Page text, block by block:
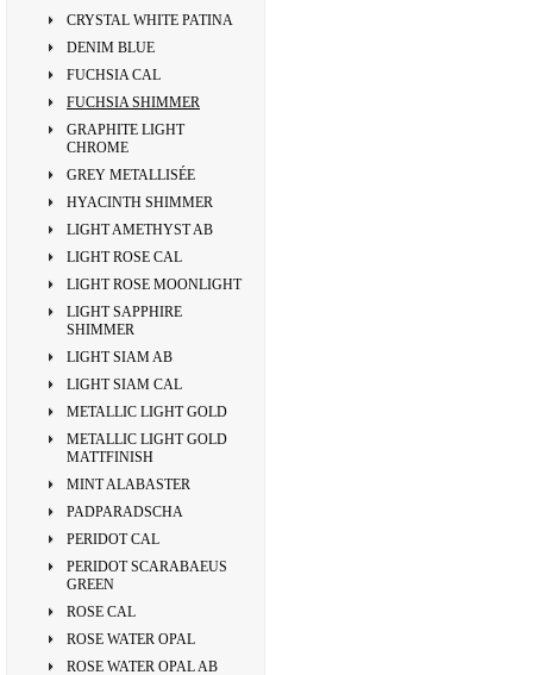
CRYSTAL WHITE PATINA
DENIM BLUE
FUCHSIA CAL
FUCHSIA SHIMMER
GRAPHITE LIGHT
CHROME
GREY METALLISÉE
HYACINTH SHIMMER
LIGHT AMETHYST AB
LIGHT ROSE CAL
LIGHT ROSE MOONLIGHT
LIGHT SAPPHIRE
SHIMMER
LIGHT SIAM AB
LIGHT SIAM CAL
METALLIC LIGHT GOLD
METALLIC LIGHT GOLD
MATTFINISH
MINT ALABASTER
PADPARADSCHA
PERIDOT CAL
PERIDOT SCARABAEUS
GREEN
ROSE CAL
ROSE WATER OPAL
ROSE WATER OPAL AB